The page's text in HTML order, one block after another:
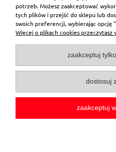
Moje
Płatności i
Pomoc
O
potrzeb. Możesz zaakceptować
tych plików i przejść do sklepu lub
swoich preferencji, wybierając opcję
Więcej o plikach cookies przeczytasz
zaakceptuj
dostosuj
zaakceptuj